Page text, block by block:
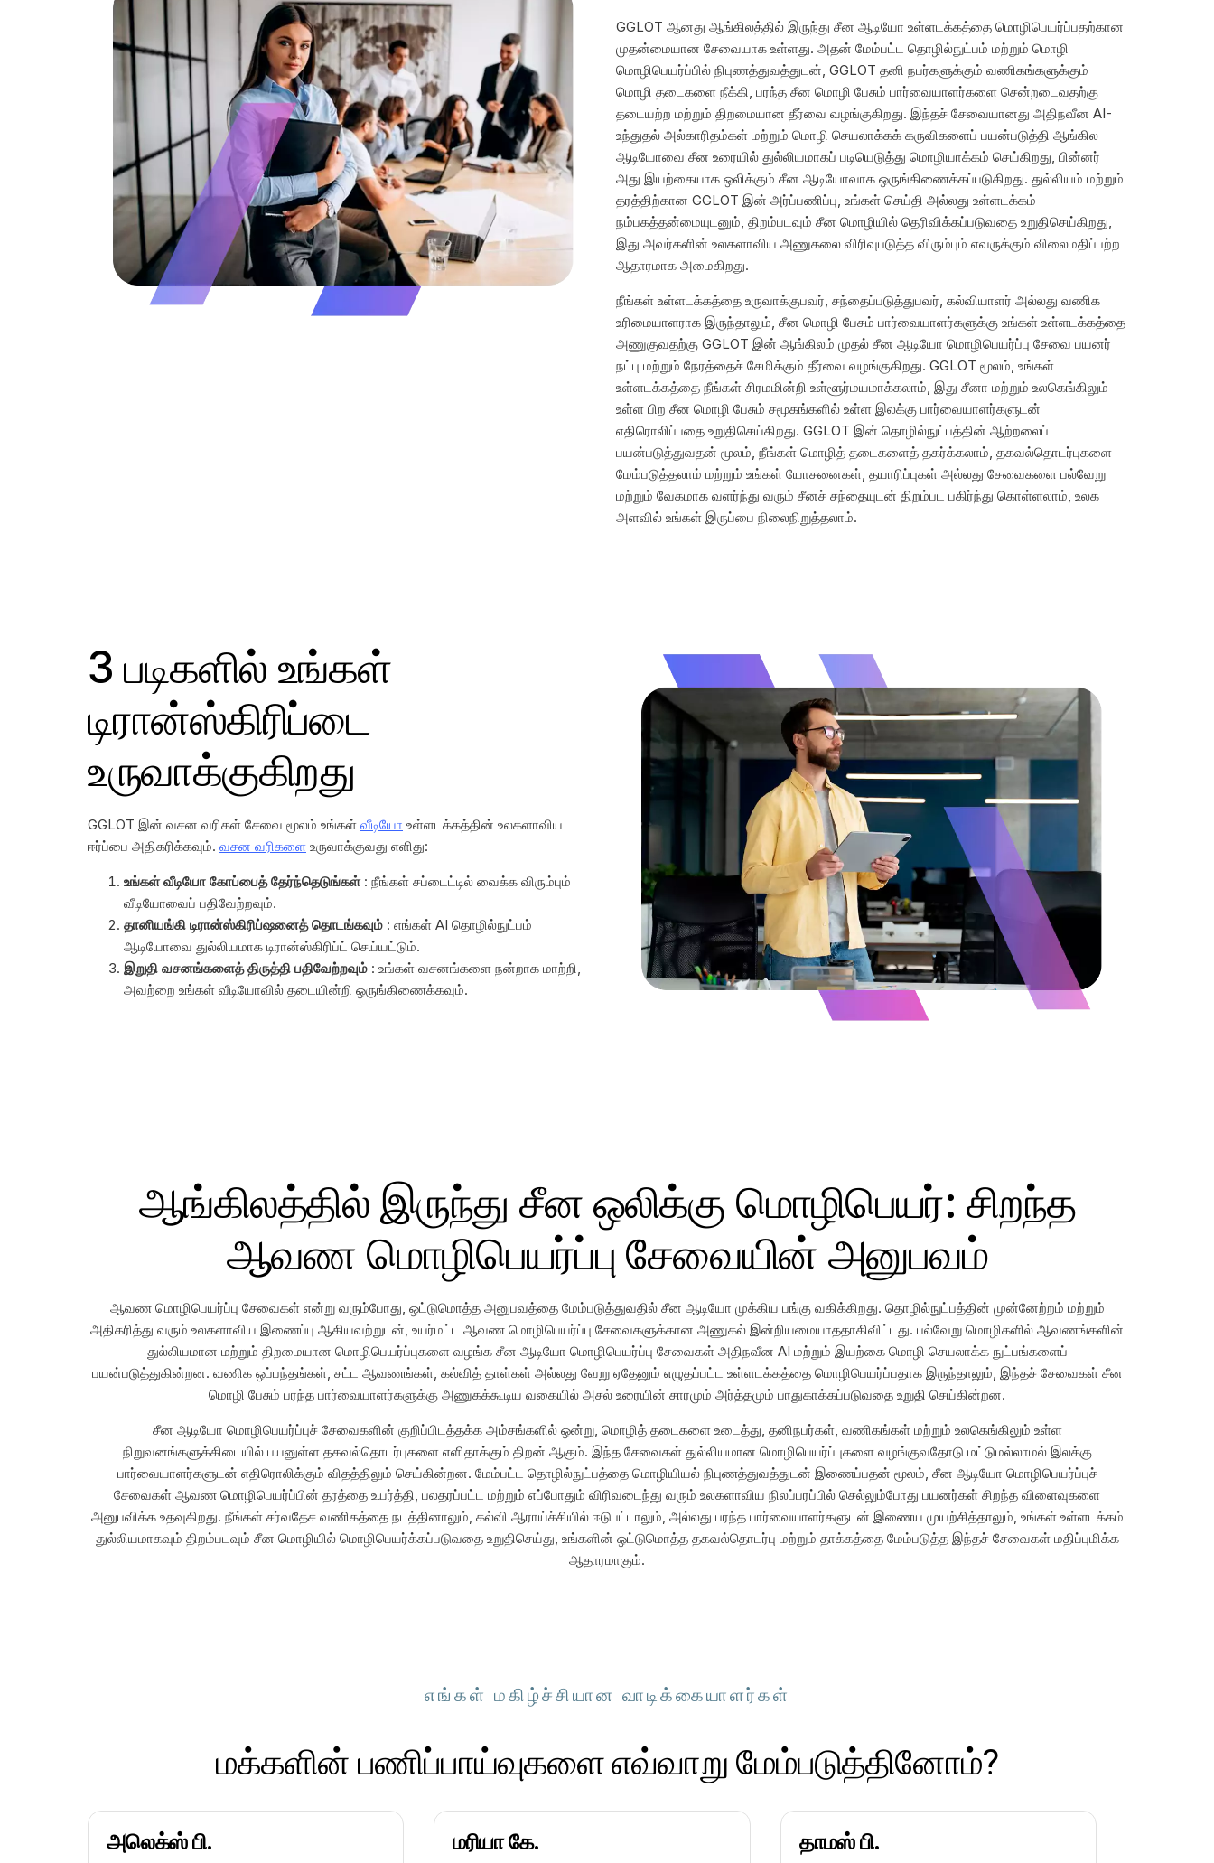
GGLOT ஆனது ஆங்கிலத்தில் இருந்து சீன ஆடியோ உள்ளடக்கத்தை மொழிபெயர்ப்பதற்கான
முதன்மையான சேவையாக உள்ளது. அதன் மேம்பட்ட தொழில்நுட்பம் மற்றும் மொழி
மொழிபெயர்ப்பில் நிபுணத்துவத்துடன், GGLOT தனி நபர்களுக்கும் வணிகங்களுக்கும்
மொழி தடைகளை நீக்கி, பரந்த சீன மொழி பேசும் பார்வையாளர்களை சென்றடைவதற்கு
தடையற்ற மற்றும் திறமையான தீர்வை வழங்குகிறது. இந்தச் சேவையானது அதிநவீன AI-
உந்துதல் அல்காரிதம்கள் மற்றும் மொழி செயலாக்கக் கருவிகளைப் பயன்படுத்தி ஆங்கில
ஆடியோவை சீன உரையில் துல்லியமாகப் படியெடுத்து மொழியாக்கம் செய்கிறது, பின்னர்
அது இயற்கையாக ஒலிக்கும் சீன ஆடியோவாக ஒருங்கிணைக்கப்படுகிறது. துல்லியம் மற்றும்
தரத்திற்கான GGLOT இன் அர்ப்பணிப்பு, உங்கள் செய்தி அல்லது உள்ளடக்கம்
நம்பகத்தன்மையுடனும், திறம்படவும் சீன மொழியில் தெரிவிக்கப்படுவதை உறுதிசெய்கிறது,
இது அவர்களின் உலகளாவிய அணுகலை விரிவுபடுத்த விரும்பும் எவருக்கும் விலைமதிப்பற்ற
ஆதாரமாக அமைகிறது.
நீங்கள் உள்ளடக்கத்தை உருவாக்குபவர், சந்தைப்படுத்துபவர், கல்வியாளர் அல்லது வணிக
உரிமையாளராக இருந்தாலும், சீன மொழி பேசும் பார்வையாளர்களுக்கு உங்கள் உள்ளடக்கத்தை
அணுகுவதற்கு GGLOT இன் ஆங்கிலம் முதல் சீன ஆடியோ மொழிபெயர்ப்பு சேவை பயனர்
நட்பு மற்றும் நேரத்தைச் சேமிக்கும் தீர்வை வழங்குகிறது. GGLOT மூலம், உங்கள்
உள்ளடக்கத்தை நீங்கள் சிரமமின்றி உள்ளூர்மயமாக்கலாம், இது சீனா மற்றும் உலகெங்கிலும்
உள்ள பிற சீன மொழி பேசும் சமூகங்களில் உள்ள இலக்கு பார்வையாளர்களுடன்
எதிரொலிப்பதை உறுதிசெய்கிறது. GGLOT இன் தொழில்நுட்பத்தின் ஆற்றலைப்
பயன்படுத்துவதன் மூலம், நீங்கள் மொழித் தடைகளைத் தகர்க்கலாம், தகவல்தொடர்புகளை
மேம்படுத்தலாம் மற்றும் உங்கள் யோசனைகள், தயாரிப்புகள் அல்லது சேவைகளை பல்வேறு
மற்றும் வேகமாக வளர்ந்து வரும் சீனச் சந்தையுடன் திறம்பட பகிர்ந்து கொள்ளலாம், உலக
அளவில் உங்கள் இருப்பை நிலைநிறுத்தலாம்.
3 படிகளில் உங்கள்
டிரான்ஸ்கிரிப்டை
உருவாக்குகிறது
GGLOT இன் வசன வரிகள் சேவை மூலம் உங்கள் வீடியோ உள்ளடக்கத்தின் உலகளாவிய
ஈர்ப்பை அதிகரிக்கவும். வசன வரிகளை உருவாக்குவது எளிது:
உங்கள் வீடியோ கோப்பைத் தேர்ந்தெடுங்கள்: நீங்கள் சப்டைட்டில் வைக்க விரும்பும்
வீடியோவைப் பதிவேற்றவும்.
தானியங்கி டிரான்ஸ்கிரிப்ஷனைத் தொடங்கவும் : எங்கள் AI தொழில்நுட்பம்
ஆடியோவை துல்லியமாக டிரான்ஸ்கிரிப்ட் செய்யட்டும்.
இறுதி வசனங்களைத் திருத்தி பதிவேற்றவும் : உங்கள் வசனங்களை நன்றாக மாற்றி,
அவற்றை உங்கள் வீடியோவில் தடையின்றி ஒருங்கிணைக்கவும்.
ஆங்கிலத்தில் இருந்து சீன ஒலிக்கு மொழிபெயர்: சிறந்த
ஆவண மொழிபெயர்ப்பு சேவையின் அனுபவம்
ஆவண மொழிபெயர்ப்பு சேவைகள் என்று வரும்போது, ஒட்டுமொத்த அனுபவத்தை மேம்படுத்துவதில் சீன ஆடியோ முக்கிய பங்கு வகிக்கிறது. தொழில்நுட்பத்தின் முன்னேற்றம் மற்றும்
அதிகரித்து வரும் உலகளாவிய இணைப்பு ஆகியவற்றுடன், உயர்மட்ட ஆவண மொழிபெயர்ப்பு சேவைகளுக்கான அணுகல் இன்றியமையாததாகிவிட்டது. பல்வேறு மொழிகளில் ஆவணங்களின்
துல்லியமான மற்றும் திறமையான மொழிபெயர்ப்புகளை வழங்க சீன ஆடியோ மொழிபெயர்ப்பு சேவைகள் அதிநவீன AI மற்றும் இயற்கை மொழி செயலாக்க நுட்பங்களைப்
பயன்படுத்துகின்றன. வணிக ஒப்பந்தங்கள், சட்ட ஆவணங்கள், கல்வித் தாள்கள் அல்லது வேறு ஏதேனும் எழுதப்பட்ட உள்ளடக்கத்தை மொழிபெயர்ப்பதாக இருந்தாலும், இந்தச் சேவைகள் சீன
மொழி பேசும் பரந்த பார்வையாளர்களுக்கு அணுகக்கூடிய வகையில் அசல் உரையின் சாரமும் அர்த்தமும் பாதுகாக்கப்படுவதை உறுதி செய்கின்றன.
சீன ஆடியோ மொழிபெயர்ப்புச் சேவைகளின் குறிப்பிடத்தக்க அம்சங்களில் ஒன்று, மொழித் தடைகளை உடைத்து, தனிநபர்கள், வணிகங்கள் மற்றும் உலகெங்கிலும் உள்ள
நிறுவனங்களுக்கிடையில் பயனுள்ள தகவல்தொடர்புகளை எளிதாக்கும் திறன் ஆகும். இந்த சேவைகள் துல்லியமான மொழிபெயர்ப்புகளை வழங்குவதோடு மட்டுமல்லாமல் இலக்கு
பார்வையாளர்களுடன் எதிரொலிக்கும் விதத்திலும் செய்கின்றன. மேம்பட்ட தொழில்நுட்பத்தை மொழியியல் நிபுணத்துவத்துடன் இணைப்பதன் மூலம், சீன ஆடியோ மொழிபெயர்ப்புச்
சேவைகள் ஆவண மொழிபெயர்ப்பின் தரத்தை உயர்த்தி, பலதரப்பட்ட மற்றும் எப்போதும் விரிவடைந்து வரும் உலகளாவிய நிலப்பரப்பில் செல்லும்போது பயனர்கள் சிறந்த விளைவுகளை
அனுபவிக்க உதவுகிறது. நீங்கள் சர்வதேச வணிகத்தை நடத்தினாலும், கல்வி ஆராய்ச்சியில் ஈடுபட்டாலும், அல்லது பரந்த பார்வையாளர்களுடன் இணைய முயற்சித்தாலும், உங்கள் உள்ளடக்கம்
துல்லியமாகவும் திறம்படவும் சீன மொழியில் மொழிபெயர்க்கப்படுவதை உறுதிசெய்து, உங்களின் ஒட்டுமொத்த தகவல்தொடர்பு மற்றும் தாக்கத்தை மேம்படுத்த இந்தச் சேவைகள் மதிப்புமிக்க
ஆதாரமாகும்.
எங்கள் மகிழ்ச்சியான வாடிக்கையாளர்கள்
மக்களின் பணிப்பாய்வுகளை எவ்வாறு மேம்படுத்தினோம்?
அலெக்ஸ் பி. மரியா கே. தாமஸ் பி.